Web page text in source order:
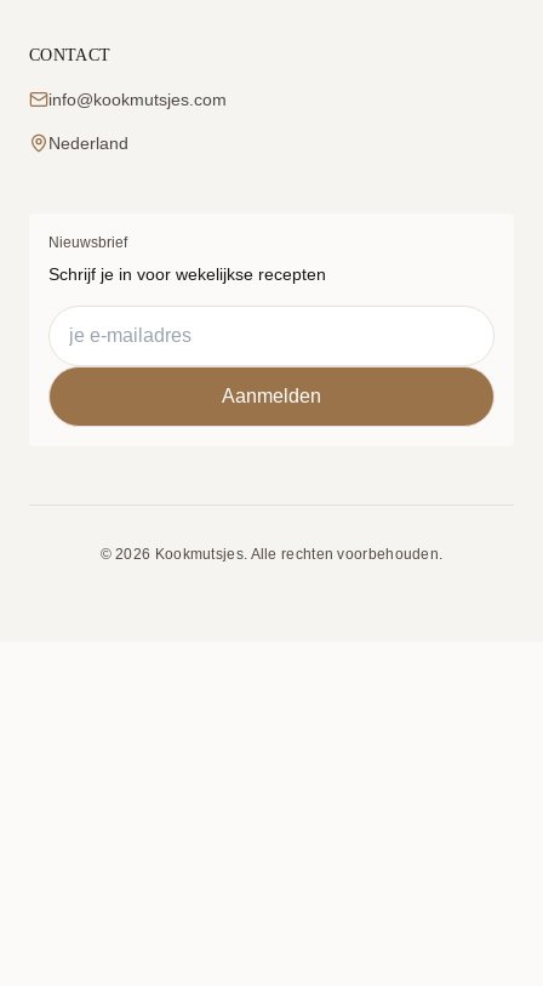
CONTACT
info@kookmutsjes.com
Nederland
Nieuwsbrief
Schrijf je in voor wekelijkse recepten
© 2026 Kookmutsjes. Alle rechten voorbehouden.